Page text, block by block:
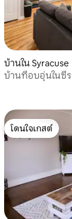
จาก 5, 32 รีวิว
บ้านใน Syracuse
บ้านที่อบอุ่นในซีร
โดนใจเกสต์
โดนใจเกสต์